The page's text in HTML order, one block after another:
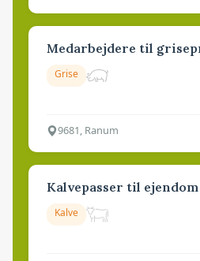
Medarbejdere til
Grise
9681, Ranum
Kalvepasser til
Kalve